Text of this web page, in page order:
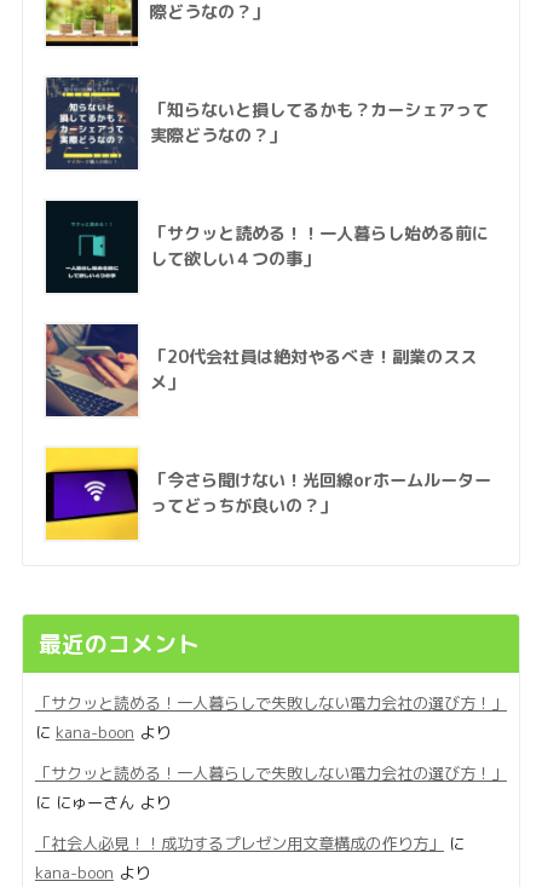
際どうなの？」
「知らないと損してるかも？カーシェアって
実際どうなの？」
「サクッと読める！！一人暮らし始める前に
して欲しい４つの事」
「20代会社員は絶対やるべき！副業のスス
メ」
「今さら聞けない！光回線orホームルーター
ってどっちが良いの？」
最近のコメント
「サクッと読める！一人暮らしで失敗しない電力会社の選び方！」
に kana-boon より
「サクッと読める！一人暮らしで失敗しない電力会社の選び方！」
に にゅーさんより
「社会人必見！！成功するプレゼン用文章構成の作り方」
に
kana-boon より